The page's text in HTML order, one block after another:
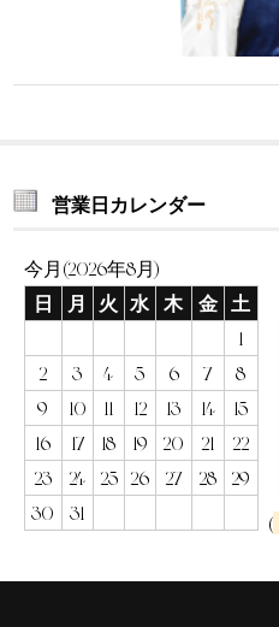
営業日カレンダー
今月(2026年8月)
日
月 火 水 木 金
土
1
2
3 4 5 6 7
8
9
10 11 12 13 14
15
16
17 18 19 20 21
22
23
24 25 26 27 28
29
30
31
(